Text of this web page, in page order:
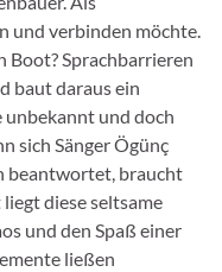
und verbinden möchte.
Boot? Sprachbarrieren
baut daraus ein
unbekannt und doch
sich Sänger Ögünç
beantwortet, braucht
diese seltsame
und den Spaß einer
ließen